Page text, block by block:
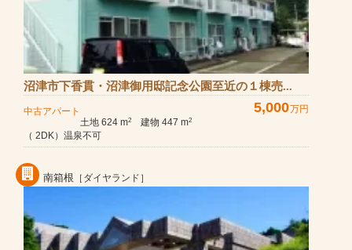
沼津市下香貫・沼津御用邸記念公園至近の１棟売...
中古アパート 5,000万円
土地 624 m2 建物 447 m2
（ 2DK）温泉不可
南箱根 ［ダイヤランド］